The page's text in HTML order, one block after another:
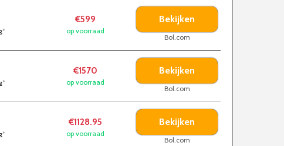
*
€599
op voorraad
Bekijken
Bol.com
*
€1570
op voorraad
Bekijken
Bol.com
*
€1128.95
op voorraad
Bekijken
Bol.com